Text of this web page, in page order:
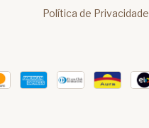
Política de Privacidade